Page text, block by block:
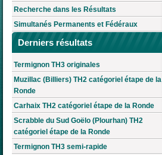
Recherche dans les Résultats
Simultanés Permanents et Fédéraux
Derniers résultats
Termignon TH3 originales
Muzillac (Billiers) TH2 catégoriel étape de la
Ronde
Carhaix TH2 catégoriel étape de la Ronde
Scrabble du Sud Goëlo (Plourhan) TH2
catégoriel étape de la Ronde
Termignon TH3 semi-rapide